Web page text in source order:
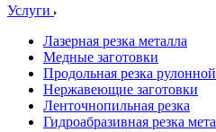
Услуги
Лазерная резка металла
Медные заготовки
Продольная резка
Нержавеющие заготовки
Ленточнопильная резка
Гидроабразивная резка